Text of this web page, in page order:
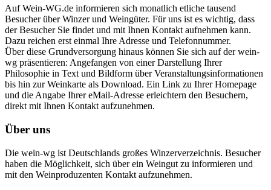
Auf Wein-WG.de informieren sich monatlich etliche tausend
Besucher über Winzer und Weingüter. Für uns ist es wichtig, dass
der Besucher Sie findet und mit Ihnen Kontakt aufnehmen kann.
Dazu reichen erst einmal Ihre Adresse und Telefonnummer.
Über diese Grundversorgung hinaus können Sie sich auf der wein-
wg präsentieren: Angefangen von einer Darstellung Ihrer
Philosophie in Text und Bildform über Veranstaltungsinformationen
bis hin zur Weinkarte als Download. Ein Link zu Ihrer Homepage
und die Angabe Ihrer eMail-Adresse erleichtern den Besuchern,
direkt mit Ihnen Kontakt aufzunehmen.
Über uns
Die wein-wg ist Deutschlands großes Winzerverzeichnis. Besucher
haben die Möglichkeit, sich über ein Weingut zu informieren und
mit den Weinproduzenten Kontakt aufzunehmen.